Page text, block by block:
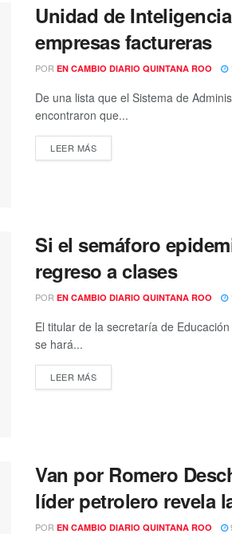
Unidad de
empresas factureras
POR EN CAMBIO DIARIO QUINTANA ROO
De una lista que el Sistema de
encontraron que...
LEER MÁSDETAILS
Si el semáforo
regreso a clases
POR EN CAMBIO DIARIO QUINTANA ROO
El titular de la secretaría de
se hará...
LEER MÁSDETAILS
Van por Romero
líder petrolero revela
POR EN CAMBIO DIARIO QUINTANA ROO